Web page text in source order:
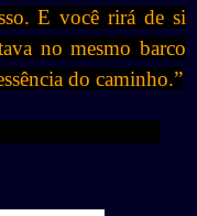
E você rirá de si
no mesmo barco
do caminho.”